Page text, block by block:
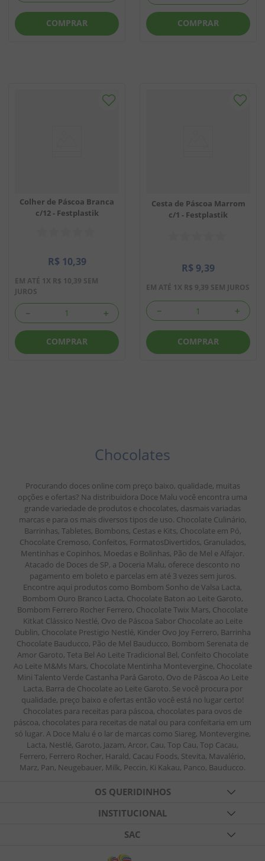
COMPRAR COMPRAR
Colher de Páscoa Branca
c/12 - Festplastik
R$ 10,39
EM ATÉ 1X R$ 10,39 SEM
JUROS
＋
－
COMPRAR
Cesta de Páscoa Marrom
c/1 - Festplastik
R$ 9,39
EM ATÉ 1X R$ 9,39 SEM JUROS
＋
－
COMPRAR
Chocolates
Procurando doces online com preço baixo, qualidade, muitas
opções e ofertas? Na distribuidora Doce Malu você encontra uma
grande variedade de produtos e chocolates, dasmais variadas
marcas e para os mais diversos tipos de uso. Chocolate Culinário,
Barrinhas, Tabletes, Bombons, Cestas e Kits, Chocolate em Pó,
Chocolate Cremoso, Confeitos, FormatosDivertidos, Granulados,
Mentinhas e Copinhos, Moedas e Bolinhas, Pão de Mel e Alfajor.
Atacado de Doces de SP, a Doceria Malu, oferece desconto no
pagamento em boleto e parcelas em até 3 vezes sem juros.
Encontre aqui produtos como Bombom Sonho de Valsa Lacta,
Bombom Ouro Branco Lacta, Chocolate Baton ao Leite Garoto,
Bombom Ferrero Rocher Ferrero, Chocolate Twix Mars, Chocolate
Kitkat Clássico Nestlé, Ovo de Páscoa Sabor Chocolate ao Leite
Dublin, Chocolate Prestigio Nestlé, Kinder Ovo Joy Ferrero, Barrinha
Chocolate Bauducco, Pão de Mel Bauducco, Bombom Serenata de
Amor Garoto, Teta Bel Ao Leite Tradicional Bel, Confeito Chocolate
Ao Leite M&Ms Mars, Chocolate Mentinha Montevergine, Chocolate
Mini Talento Verde Castanha Pará Garoto, Ovo de Páscoa Ao Leite
Lacta, Barra de Chocolate ao Leite Garoto. Se você procura por
qualidade, preço baixo e ofertas então você está no lugar certo!
Chocolates para receitas para páscoa, chocolates para ovos de
páscoa, chocolates para receitas de natal ou para confeitaria em um
só lugar. A Doce Malu é o lar de marcas como Siareg, Montevergine,
Lacta, Nestlé, Garoto, Jazam, Arcor, Cau, Top Cau, Top Cacau,
Ferrero, Ferrero Rocher, Harald, Cacau Foods, Stevita, Mavalério,
Marz, Pan, Neugebauer, Milk, Peccin, Ki Kakau, Panco, Bauducco.
OS QUERIDINHOS
TABLETES DE CHOCOLATES
BALAS DE GELATINA
FORMAS DIVERSAS
INSTITUCIONAL
QUEM SOMOS
SAC
FALE CONOSCO